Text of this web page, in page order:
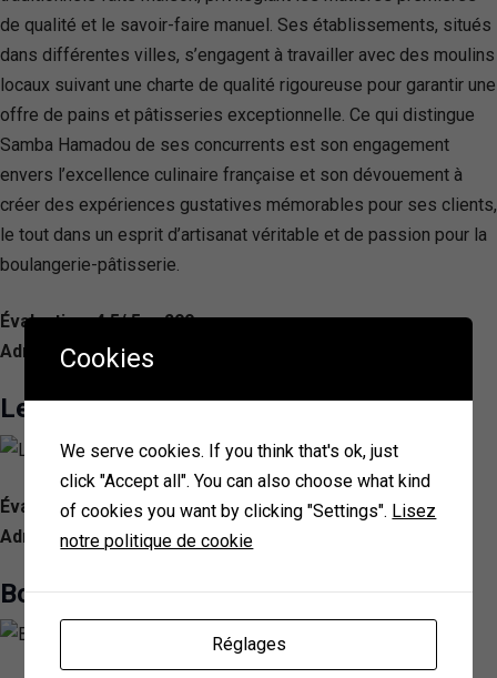
de qualité et le savoir-faire manuel. Ses établissements, situés
dans différentes villes, s’engagent à travailler avec des moulins
locaux suivant une charte de qualité rigoureuse pour garantir une
offre de pains et pâtisseries exceptionnelle. Ce qui distingue
Samba Hamadou de ses concurrents est son engagement
envers l’excellence culinaire française et son dévouement à
créer des expériences gustatives mémorables pour ses clients,
le tout dans un esprit d’artisanat véritable et de passion pour la
boulangerie-pâtisserie.
Évaluation: 4.5/ 5 — 299
Adresse: 9 Bd Ornano, 93200 Saint-Denis, France
Le moulin de Pleyel
Évaluation: 4.5/ 5 — 299
Adresse: 9 Bd Ornano, 93200 Saint-Denis, France
Boulangerie Aya
Cookies
We serve cookies. If you think that's ok, just
click "Accept all". You can also choose what kind
of cookies you want by clicking "Settings". Lisez
notre politique de cookie
Réglages